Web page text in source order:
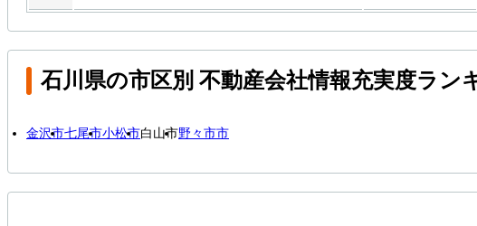
石川県の市区別 不動産会社情報充実度ラン
金沢市七尾市小松市白山市野々市市